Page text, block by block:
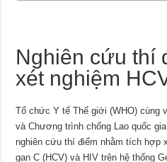
Nghiên cứu thí
xét nghiệm
Tổ chức Y tế Thế giới (WHO) cùng
và Chương trình chống Lao quốc
nghiên cứu thí điểm nhằm tích hợp
gan C (HCV) và HIV trên hệ thống